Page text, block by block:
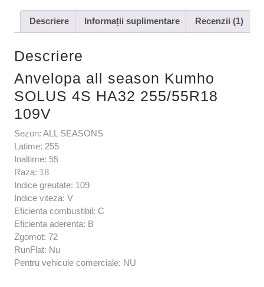
Descriere Informații suplimentare Recenzii (1)
Descriere
Anvelopa all season Kumho
SOLUS 4S HA32 255/55R18
109V
Sezon: ALL SEASONS
Latime: 255
Inaltime: 55
Raza: 18
Indice greutate: 109
Indice viteza: V
Eficienta combustibil: C
Eficienta aderenta: B
Zgomot: 72
RunFlat: Nu
Pentru vehicule comerciale: NU